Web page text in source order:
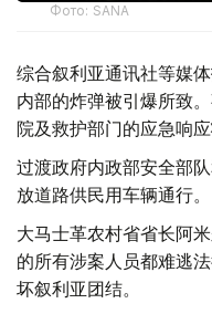
Фото: SANA
综合叙利亚通讯社等媒
内部的炸弹被引爆所致
院及救护部门的应急响应
过渡政府内政部安全部
放道路供民用车辆通行。
大马士革农村省省长阿
的所有涉案人员都难逃
坏叙利亚团结。